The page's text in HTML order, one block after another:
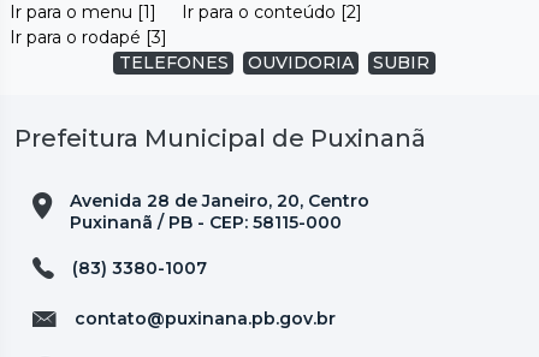
Ir para o menu [1]
Ir para o conteúdo [2]
Ir para o rodapé [3]
TELEFONES
OUVIDORIA SUBIR
Prefeitura Municipal de Puxinanã
Avenida 28 de Janeiro, 20, Centro
Puxinanã / PB - CEP: 58115-000
(83) 3380-1007
contato@puxinana.pb.gov.br